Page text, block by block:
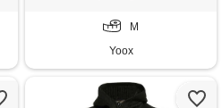
M
Yoox